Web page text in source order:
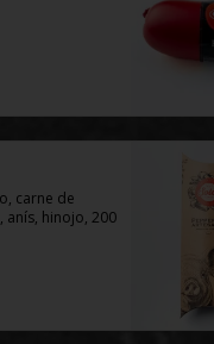
carne de
anís, hinojo, 200